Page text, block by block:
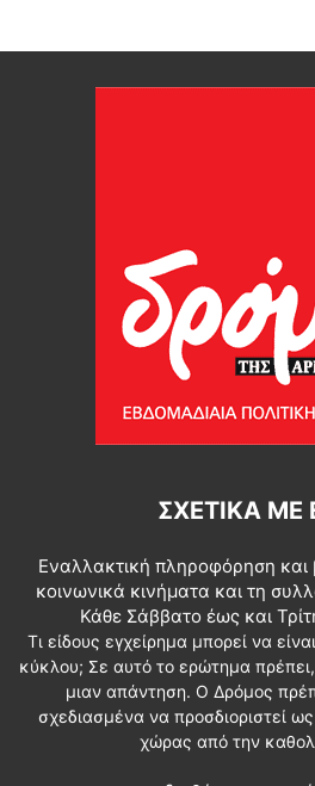
ΣΧΕΤΙΚΆ ΜΕ
Εναλλακτική πληροφόρηση και
κοινωνικά κινήματα και τη
Κάθε Σάββατο έως και
Τι είδους εγχείρημα μπορεί να
κύκλου; Σε αυτό το ερώτημα
μιαν απάντηση. Ο Δρόμος
σχεδιασμένα να προσδιοριστεί
χώρας από την